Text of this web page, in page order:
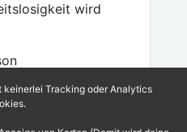
wird
keinerlei Tracking oder Analytics